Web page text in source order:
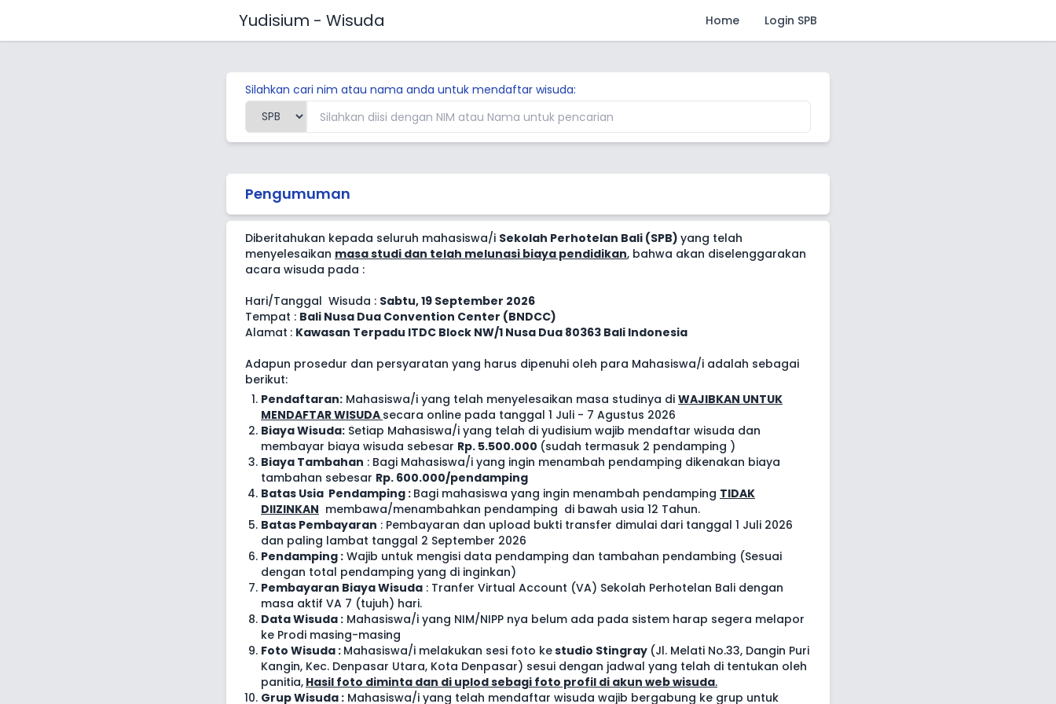
Yudisium - Wisuda Home Login SPB
Silahkan cari nim atau nama anda untuk mendaftar wisuda:
Pengumuman
Diberitahukan kepada seluruh mahasiswa/i Sekolah Perhotelan Bali (SPB) yang telah
menyelesaikan masa studi dan telah melunasi biaya pendidikan, bahwa akan diselenggarakan
acara wisuda pada :
Hari/Tanggal Wisuda : Sabtu, 19 September 2026
Tempat : Bali Nusa Dua Convention Center (BNDCC)
Alamat : Kawasan Terpadu ITDC Block NW/1 Nusa Dua 80363 Bali Indonesia
Adapun prosedur dan persyaratan yang harus dipenuhi oleh para Mahasiswa/i adalah sebagai
berikut:
Pendaftaran: Mahasiswa/i yang telah menyelesaikan masa studinya di WAJIBKAN UNTUK
MENDAFTAR WISUDA secara online pada tanggal 1 Juli - 7 Agustus 2026
Biaya Wisuda: Setiap Mahasiswa/i yang telah di yudisium wajib mendaftar wisuda dan
membayar biaya wisuda sebesar Rp. 5.500.000 (sudah termasuk 2 pendamping )
Biaya Tambahan : Bagi Mahasiswa/i yang ingin menambah pendamping dikenakan biaya
tambahan sebesar Rp. 600.000/pendamping
Batas Usia Pendamping : Bagi mahasiswa yang ingin menambah pendamping TIDAK
DIIZINKAN membawa/menambahkan pendamping di bawah usia 12 Tahun.
Batas Pembayaran : Pembayaran dan upload bukti transfer dimulai dari tanggal 1 Juli 2026
dan paling lambat tanggal 2 September 2026
Pendamping : Wajib untuk mengisi data pendamping dan tambahan pendambing (Sesuai
dengan total pendamping yang di inginkan)
Pembayaran Biaya Wisuda : Tranfer Virtual Account (VA) Sekolah Perhotelan Bali dengan
masa aktif VA 7 (tujuh) hari.
Data Wisuda : Mahasiswa/i yang NIM/NIPP nya belum ada pada sistem harap segera melapor
ke Prodi masing-masing
Foto Wisuda : Mahasiswa/i melakukan sesi foto kestudio Stingray (Jl. Melati No.33, Dangin Puri
Kangin, Kec. Denpasar Utara, Kota Denpasar) sesui dengan jadwal yang telah di tentukan oleh
panitia, Hasil foto diminta dan di uplod sebagi foto profil di akun web wisuda.
Grup Wisuda : Mahasiswa/i yang telah mendaftar wisuda wajib bergabung ke grup untuk